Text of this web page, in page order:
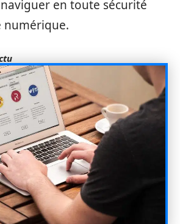
en toute sécurité
numérique.